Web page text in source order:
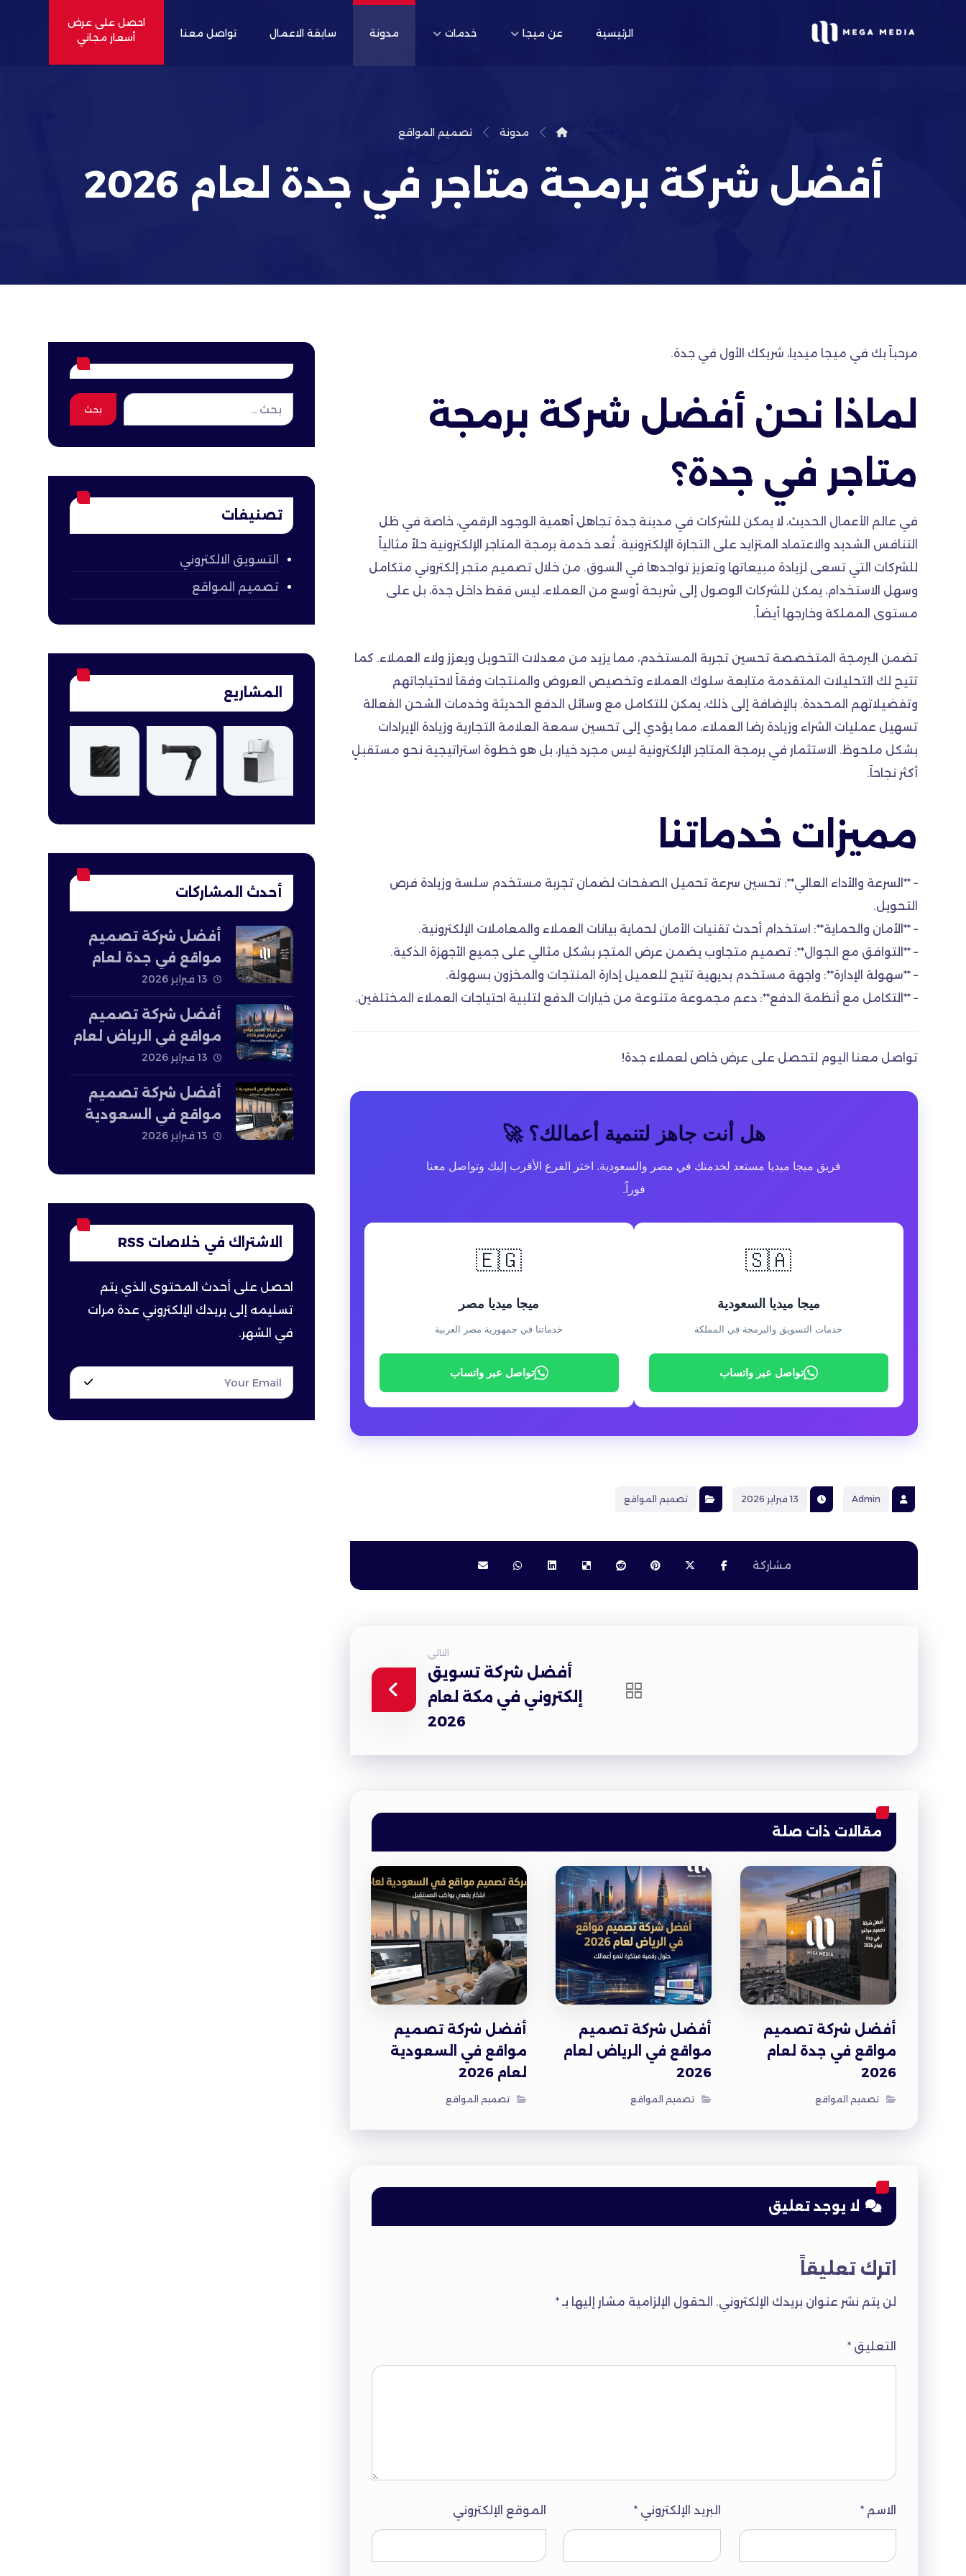
احصل على عرض
أسعار مجاني
الرئيسية عن ميجا خدمات مدونة سابقة الاعمال تواصل معنا
مدونة تصميم المواقع
أفضل شركة برمجة متاجر في جدة لعام 2026
مرحباً بك في ميجا ميديا، شريكك الأول في جدة.
لماذا نحن أفضل شركة برمجة
متاجر في جدة؟
في عالم الأعمال الحديث، لا يمكن للشركات في مدينة جدة تجاهل أهمية الوجود الرقمي، خاصة في ظل
التنافس الشديد والاعتماد المتزايد على التجارة الإلكترونية. تُعد خدمة برمجة المتاجر الإلكترونية حلاً مثالياً
للشركات التي تسعى لزيادة مبيعاتها وتعزيز تواجدها في السوق. من خلال تصميم متجر إلكتروني متكامل
وسهل الاستخدام، يمكن للشركات الوصول إلى شريحة أوسع من العملاء، ليس فقط داخل جدة، بل على
مستوى المملكة وخارجها أيضاً.
تضمن البرمجة المتخصصة تحسين تجربة المستخدم، مما يزيد من معدلات التحويل ويعزز ولاء العملاء. كما
تتيح لك التحليلات المتقدمة متابعة سلوك العملاء وتخصيص العروض والمنتجات وفقاً لاحتياجاتهم
وتفضيلاتهم المحددة. بالإضافة إلى ذلك، يمكن للتكامل مع وسائل الدفع الحديثة وخدمات الشحن الفعالة
تسهيل عمليات الشراء وزيادة رضا العملاء، مما يؤدي إلى تحسين سمعة العلامة التجارية وزيادة الإيرادات
بشكل ملحوظ. الاستثمار في برمجة المتاجر الإلكترونية ليس مجرد خيار، بل هو خطوة استراتيجية نحو مستقبلٍ
أكثر نجاحاً.
مميزات خدماتنا
– **السرعة والأداء العالي**: تحسين سرعة تحميل الصفحات لضمان تجربة مستخدم سلسة وزيادة فرص
التحويل.
– **الأمان والحماية**: استخدام أحدث تقنيات الأمان لحماية بيانات العملاء والمعاملات الإلكترونية.
– **التوافق مع الجوال**: تصميم متجاوب يضمن عرض المتجر بشكل مثالي على جميع الأجهزة الذكية.
– **سهولة الإدارة**: واجهة مستخدم بديهية تتيح للعميل إدارة المنتجات والمخزون بسهولة.
– **التكامل مع أنظمة الدفع**: دعم مجموعة متنوعة من خيارات الدفع لتلبية احتياجات العملاء المختلفين.
تواصل معنا اليوم لتحصل على عرض خاص لعملاء جدة!
هل أنت جاهز لتنمية أعمالك؟ 🚀
فريق ميجا ميديا مستعد لخدمتك في مصر والسعودية. اختر الفرع الأقرب إليك وتواصل معنا
فوراً.
🇸🇦
ميجا ميديا السعودية
خدمات التسويق والبرمجة في المملكة
تواصل عبر واتساب
🇪🇬
ميجا ميديا مصر
خدماتنا في جمهورية مصر العربية
تواصل عبر واتساب
Admin 13 فبراير 2026 تصميم المواقع
التالى
أفضل شركة تسويق
إلكتروني في مكة لعام
2026
مقالات ذات صلة
أفضل شركة تصميم
مواقع في جدة لعام
2026
تصميم المواقع
أفضل شركة تصميم
مواقع في الرياض لعام
2026
تصميم المواقع
أفضل شركة تصميم
مواقع في السعودية
لعام 2026
تصميم المواقع
لا يوجد تعليق
اترك تعليقاً
لن يتم نشر عنوان بريدك الإلكتروني. الحقول الإلزامية مشار إليها بـ*
التعليق*
الاسم* البريد الإلكتروني * الموقع الإلكتروني
بحث
تصنيفات
التسويق الالكتروني
تصميم المواقع
المشاريع
أحدث المشاركات
أفضل شركة تصميم
مواقع في جدة لعام
2026
13 فبراير 2026
أفضل شركة تصميم
مواقع في الرياض لعام
2026
13 فبراير 2026
أفضل شركة تصميم
مواقع في السعودية
لعام 2026
13 فبراير 2026
الاشتراك في خلاصات RSS
احصل على أحدث المحتوى الذي يتم
تسليمه إلى بريدك الإلكتروني عدة مرات
في الشهر.